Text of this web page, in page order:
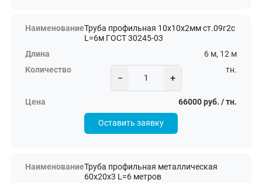
Труба профильная 10х10х2мм ст.09г2с
L=6м ГОСТ 30245-03
6 м, 12 м
− +
тн.
66000 руб. / тн.
Оставить заявку
Труба профильная металлическая
60х20х3 L=6 метров